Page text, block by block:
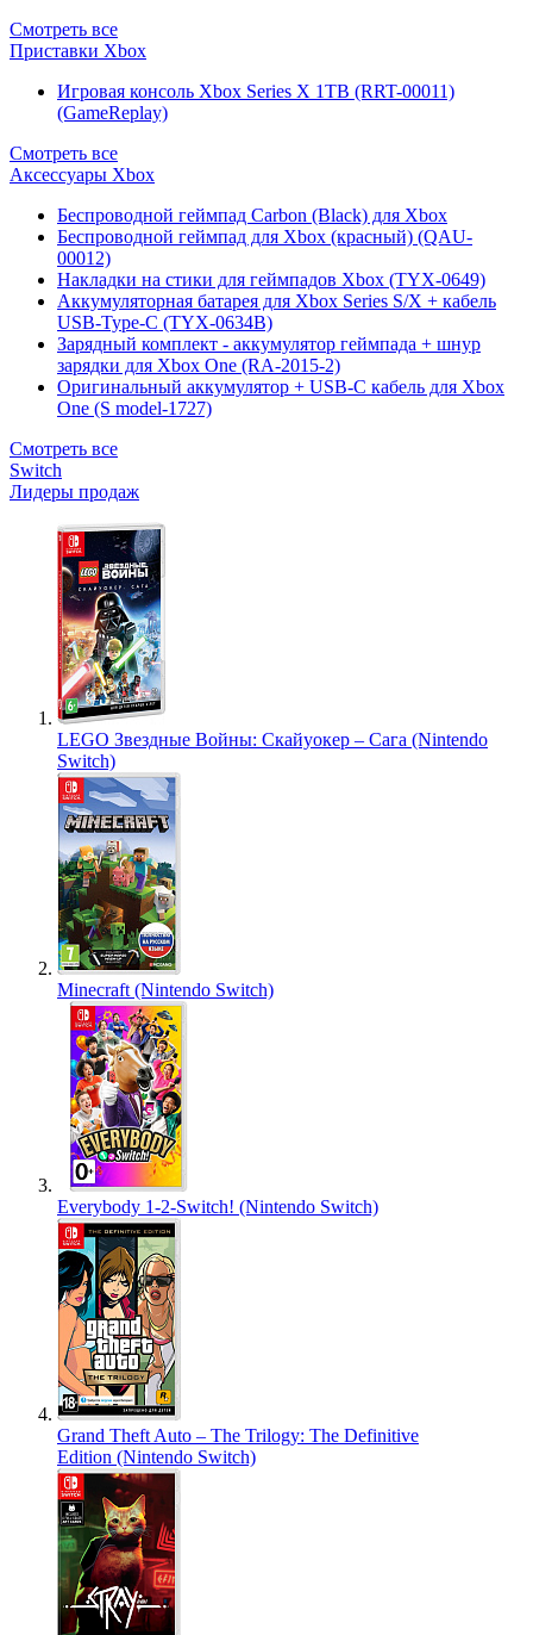
Смотреть все
Приставки Xbox
Игровая консоль Xbox Series X 1TB (RRT-00011)
(GameReplay)
Смотреть все
Аксессуары Xbox
Беспроводной геймпад Carbon (Black) для Xbox
Беспроводной геймпад для Xbox (красный) (QAU-
00012)
Накладки на стики для геймпадов Xbox (TYX-0649)
Аккумуляторная батарея для Xbox Series S/X + кабель
USB-Type-C (TYX-0634B)
Зарядный комплект - аккумулятор геймпада + шнур
зарядки для Xbox One (RA-2015-2)
Оригинальный аккумулятор + USB-C кабель для Xbox
One (S model-1727)
Смотреть все
Switch
Лидеры продаж
LEGO Звездные Войны: Скайуокер – Сага (Nintendo
Switch)
Minecraft (Nintendo Switch)
Everybody 1-2-Switch! (Nintendo Switch)
Grand Theft Auto – The Trilogy: The Definitive
Edition (Nintendo Switch)